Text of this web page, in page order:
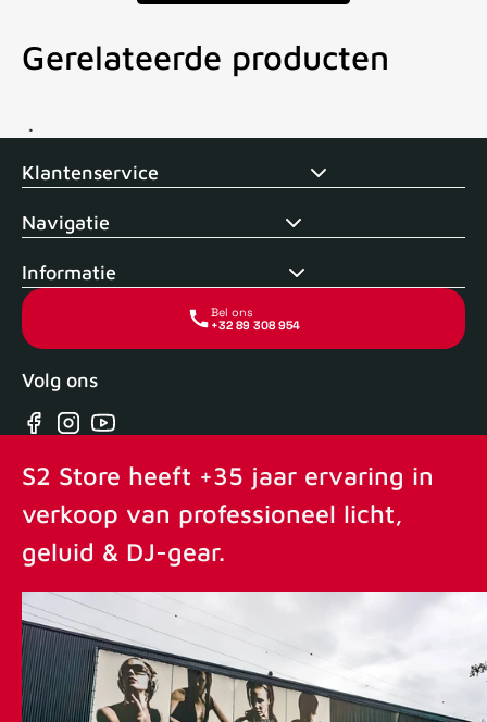
Gerelateerde producten
Voor 15uur besteld, zelfde dag verstuurd Echte winkel +35
Klantenservice
Navigatie
Informatie
Bel ons
+32 89 308 954
Volg ons
Facebook
Instagram
YouTube
S2 Store heeft +35 jaar ervaring in
verkoop van professioneel licht,
geluid & DJ-gear.